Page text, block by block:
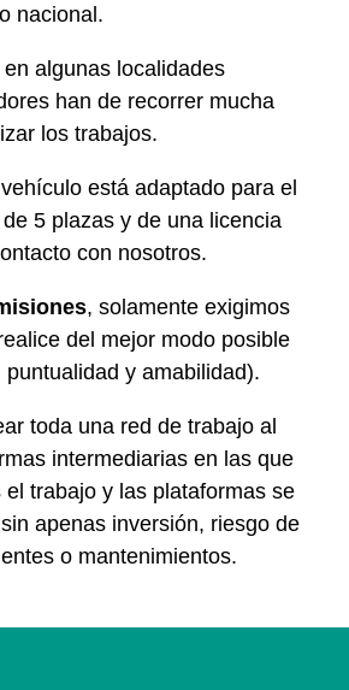
nacional.
algunas localidades
han de recorrer mucha
los trabajos.
está adaptado para el
5 plazas y de una licencia
con nosotros.
, solamente exigimos
del mejor modo posible
y amabilidad).
toda una red de trabajo al
intermediarias en las que
trabajo y las plataformas se
apenas inversión, riesgo de
o mantenimientos.